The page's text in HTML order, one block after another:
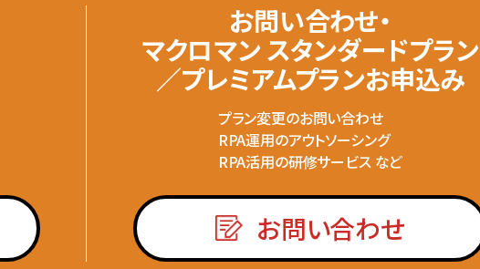
お問い合わせ・
マクロマン スタンダードプラン
／プレミアムプランお申込み
プラン変更のお問い合わせ
RPA運用のアウトソーシング
RPA活用の研修サービス など
お問い合わせ